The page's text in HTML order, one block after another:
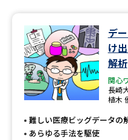
オープンキャンパス検索
来場型・Web型イベント特集
デ
け
解析
関心
長崎
植木
難しい医療ビッグデータの
あらゆる手法を駆使